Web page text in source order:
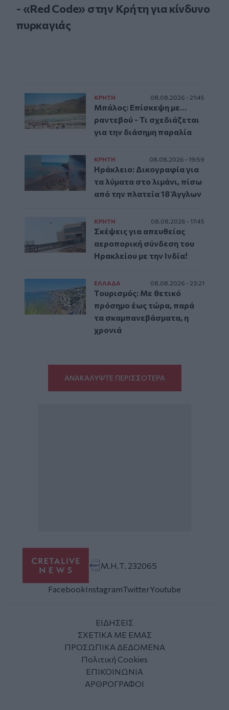
- «Red Code» στην Κρήτη για κίνδυνο
πυρκαγιάς
ΚΡΗΤΗ 08.08.2026 - 21:45
Μπάλος: Επίσκεψη με…
ραντεβού - Τι σχεδιάζεται
για την διάσημη παραλία
ΚΡΗΤΗ 08.08.2026 - 19:59
Ηράκλειο: Δικογραφία για
τα λύματα στο λιμάνι, πίσω
από την πλατεία 18 Άγγλων
ΚΡΗΤΗ 08.08.2026 - 17:45
Σκέψεις για απευθείας
αεροπορική σύνδεση του
Ηρακλείου με την Ινδία!
ΕΛΛAΔΑ 08.08.2026 - 23:21
Τουρισμός: Με θετικό
πρόσημο έως τώρα, παρά
τα σκαμπανεβάσματα, η
χρονιά
ΑΝΑΚΑΛΥΨΤΕ ΠΕΡΙΣΣΟΤΕΡΑ
Μ.Η.Τ. 232065
FacebookInstagramTwitterYoutube
ΕΙΔΗΣΕΙΣ
ΣΧΕΤΙΚΑ ΜΕ ΕΜΑΣ
ΠΡΟΣΩΠΙΚΑ ΔΕΔΟΜΕΝΑ
Πολιτική Cookies
ΕΠΙΚΟΙΝΩΝΙΑ
ΑΡΘΡΟΓΡΑΦΟΙ